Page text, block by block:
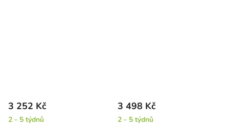
3 252 Kč
2 - 5 týdnů
3 498 Kč
2 - 5 týdnů